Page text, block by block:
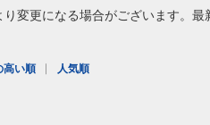
変更になる場合がございます。
高い順 人気順